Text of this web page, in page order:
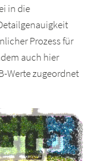
in die
Prozess für
auch hier
Werte zugeordnet